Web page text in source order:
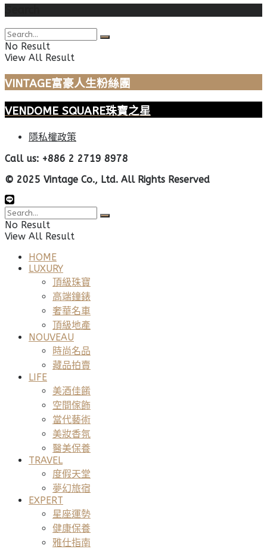
No Result
View All Result
VINTAGE富豪人生粉絲團
VENDOME SQUARE珠寶之星
隱私權政策
Call us: +886 2 2719 8978
© 2025 Vintage Co., Ltd. All Rights Reserved
No Result
View All Result
HOME
LUXURY
頂級珠寶
高端鐘錶
奢華名車
頂級地產
NOUVEAU
時尚名品
藏品拍賣
LIFE
美酒佳餚
空間傢飾
當代藝術
美妝香氛
醫美保養
TRAVEL
度假天堂
夢幻旅宿
EXPERT
星座運勢
健康保養
雅仕指南